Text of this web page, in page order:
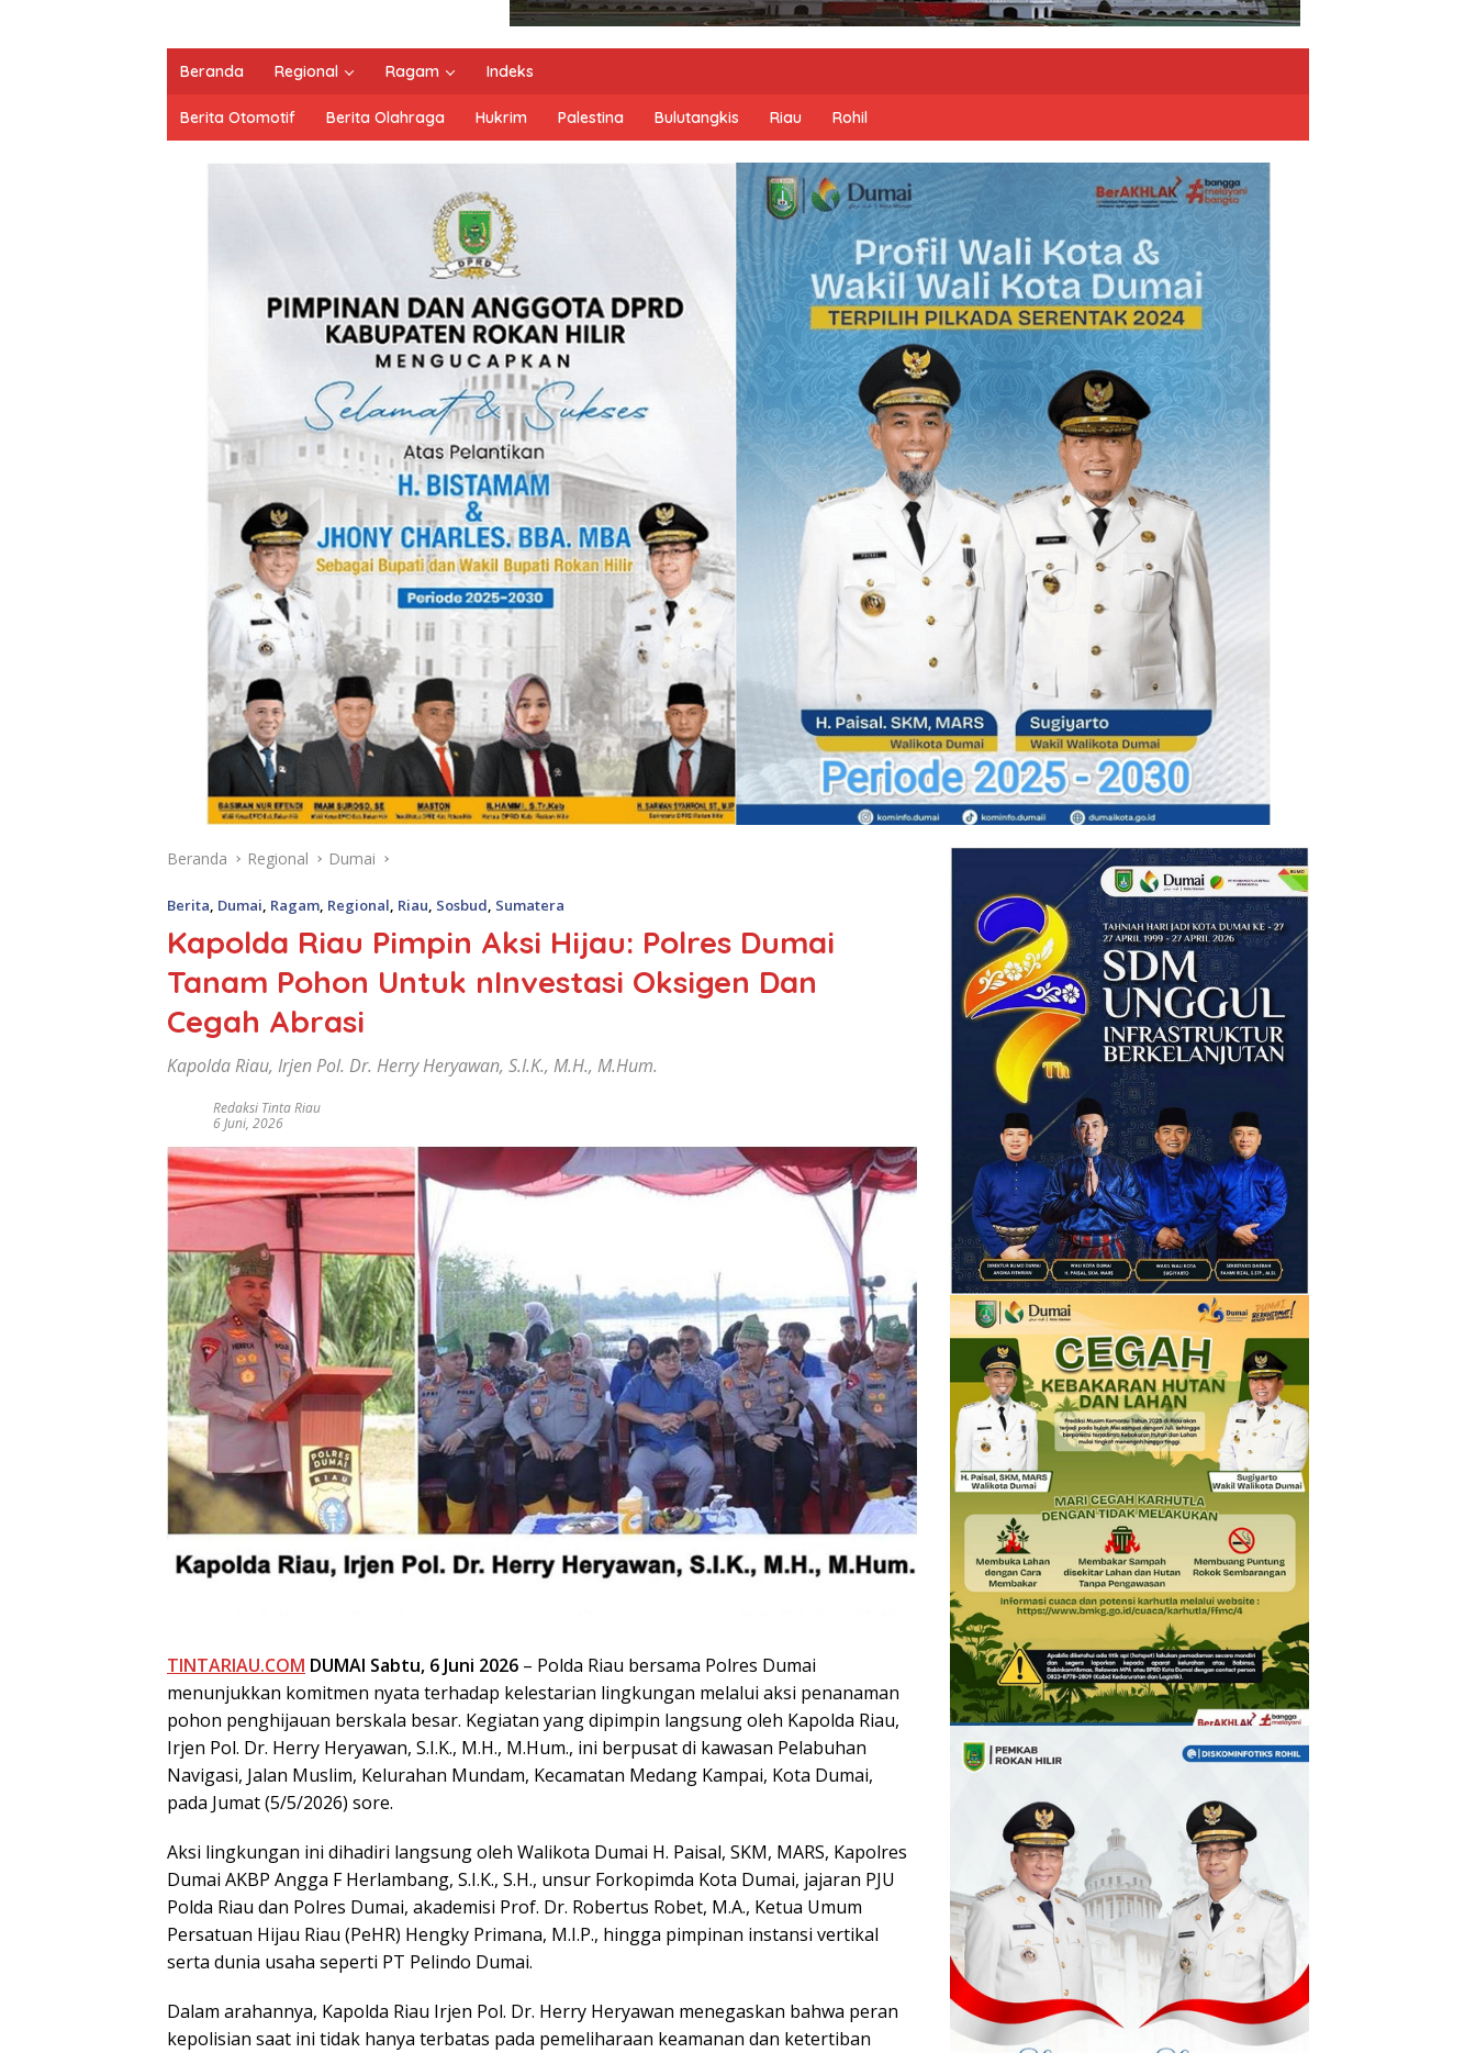
Beranda Regional Ragam Indeks
Berita Otomotif Berita Olahraga Hukrim Palestina Bulutangkis Riau Rohil
Beranda Regional Dumai
Berita, Dumai, Ragam, Regional, Riau, Sosbud, Sumatera
Kapolda Riau Pimpin Aksi Hijau: Polres Dumai
Tanam Pohon Untuk nInvestasi Oksigen Dan
Cegah Abrasi
Kapolda Riau, Irjen Pol. Dr. Herry Heryawan, S.I.K., M.H., M.Hum.
Redaksi Tinta Riau
6 Juni, 2026
TINTARIAU.COM DUMAI Sabtu, 6 Juni 2026 – Polda Riau bersama Polres Dumai
menunjukkan komitmen nyata terhadap kelestarian lingkungan melalui aksi penanaman
pohon penghijauan berskala besar. Kegiatan yang dipimpin langsung oleh Kapolda Riau,
Irjen Pol. Dr. Herry Heryawan, S.I.K., M.H., M.Hum., ini berpusat di kawasan Pelabuhan
Navigasi, Jalan Muslim, Kelurahan Mundam, Kecamatan Medang Kampai, Kota Dumai,
pada Jumat (5/5/2026) sore.
Aksi lingkungan ini dihadiri langsung oleh Walikota Dumai H. Paisal, SKM, MARS, Kapolres
Dumai AKBP Angga F Herlambang, S.I.K., S.H., unsur Forkopimda Kota Dumai, jajaran PJU
Polda Riau dan Polres Dumai, akademisi Prof. Dr. Robertus Robet, M.A., Ketua Umum
Persatuan Hijau Riau (PeHR) Hengky Primana, M.I.P., hingga pimpinan instansi vertikal
serta dunia usaha seperti PT Pelindo Dumai.
Dalam arahannya, Kapolda Riau Irjen Pol. Dr. Herry Heryawan menegaskan bahwa peran
kepolisian saat ini tidak hanya terbatas pada pemeliharaan keamanan dan ketertiban